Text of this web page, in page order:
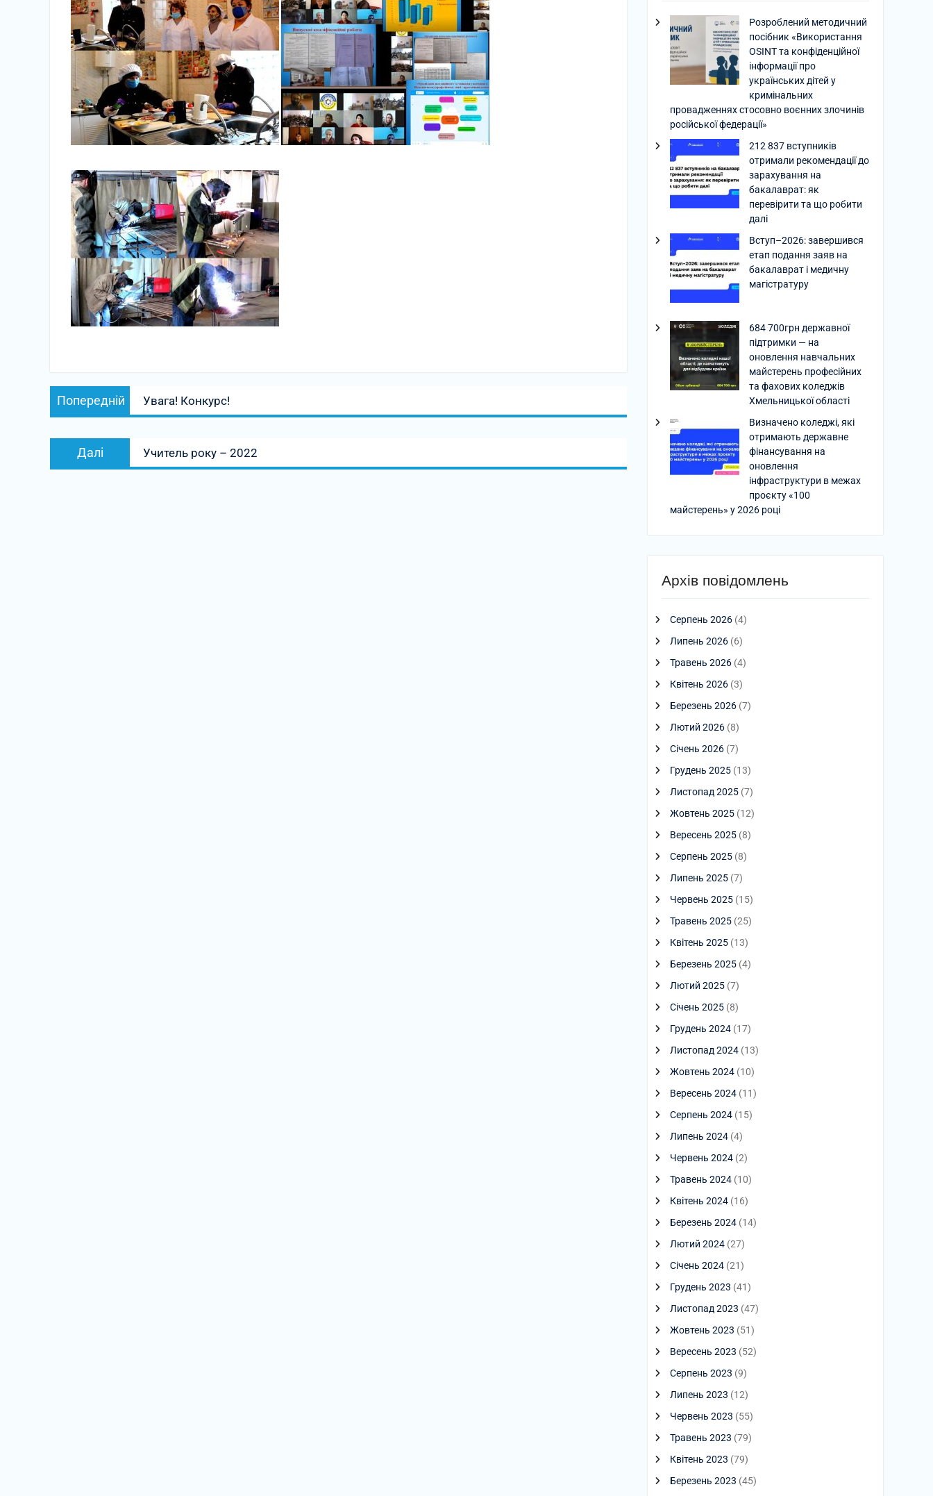
Навігація
записів
Попередній
запис:
Увага! Конкурс!
Далі
запис:
Учитель року – 2022
Розроблений методичний
посібник «Використання
OSINT та конфіденційної
інформації про
українських дітей у
кримінальних
провадженнях стосовно воєнних злочинів
російської федерації»
212 837 вступників
отримали рекомендації до
зарахування на
бакалаврат: як
перевірити та що робити
далі
Вступ–2026: завершився
етап подання заяв на
бакалаврат і медичну
магістратуру
684 700грн державної
підтримки — на
оновлення навчальних
майстерень професійних
та фахових коледжів
Хмельницької області
Визначено коледжі, які
отримають державне
фінансування на
оновлення
інфраструктури в межах
проєкту «100
майстерень» у 2026 році
Архів повідомлень
Серпень 2026 (4)
Липень 2026 (6)
Травень 2026 (4)
Квітень 2026 (3)
Березень 2026 (7)
Лютий 2026 (8)
Січень 2026 (7)
Грудень 2025 (13)
Листопад 2025 (7)
Жовтень 2025 (12)
Вересень 2025 (8)
Серпень 2025 (8)
Липень 2025 (7)
Червень 2025 (15)
Травень 2025 (25)
Квітень 2025 (13)
Березень 2025 (4)
Лютий 2025 (7)
Січень 2025 (8)
Грудень 2024 (17)
Листопад 2024 (13)
Жовтень 2024 (10)
Вересень 2024 (11)
Серпень 2024 (15)
Липень 2024 (4)
Червень 2024 (2)
Травень 2024 (10)
Квітень 2024 (16)
Березень 2024 (14)
Лютий 2024 (27)
Січень 2024 (21)
Грудень 2023 (41)
Листопад 2023 (47)
Жовтень 2023 (51)
Вересень 2023 (52)
Серпень 2023 (9)
Липень 2023 (12)
Червень 2023 (55)
Травень 2023 (79)
Квітень 2023 (79)
Березень 2023 (45)